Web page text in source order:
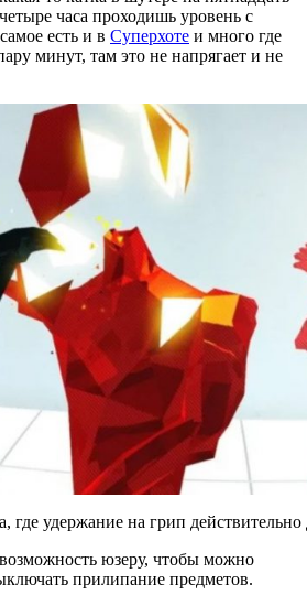
часа проходишь уровень с
есть и в Суперхоте и много где
минут, там это не напрягает и не
удержание на грип действительно
юзеру, чтобы можно
прилипание предметов.